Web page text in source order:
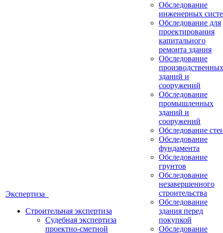
Экспертиза
Строительная экспертиза
Судебная экспертиза
проектно-сметной
Обследование
инженерных
Обследование для
проектирования
капитального
ремонта здания
Обследование
производственных
зданий и
сооружений
Обследование
промышленных
зданий и
сооружений
Обследование
Обследование
фундамента
Обследование
грунтов
Обследование
незавершенного
строительства
Обследование
здания перед
покупкой
Обследование